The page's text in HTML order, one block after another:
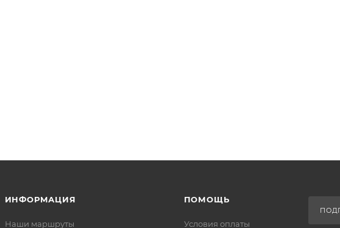
ИНФОРМАЦИЯ
Наши маршруты
ПОМОЩЬ
Условия оплаты